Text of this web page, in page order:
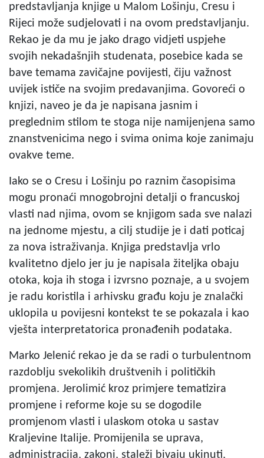
predstavljanja knjige u Malom Lošinju, Cresu i
Rijeci može sudjelovati i na ovom predstavljanju.
Rekao je da mu je jako drago vidjeti uspjehe
svojih nekadašnjih studenata, posebice kada se
bave temama zavičajne povijesti, čiju važnost
uvijek ističe na svojim predavanjima. Govoreći o
knjizi, naveo je da je napisana jasnim i
preglednim stilom te stoga nije namijenjena samo
znanstvenicima nego i svima onima koje zanimaju
ovakve teme.
Iako se o Cresu i Lošinju po raznim časopisima
mogu pronaći mnogobrojni detalji o francuskoj
vlasti nad njima, ovom se knjigom sada sve nalazi
na jednome mjestu, a cilj studije je i dati poticaj
za nova istraživanja. Knjiga predstavlja vrlo
kvalitetno djelo jer ju je napisala žiteljka obaju
otoka, koja ih stoga i izvrsno poznaje, a u svojem
je radu koristila i arhivsku građu koju je znalački
uklopila u povijesni kontekst te se pokazala i kao
vješta interpretatorica pronađenih podataka.
Marko Jelenić rekao je da se radi o turbulentnom
razdoblju svekolikih društvenih i političkih
promjena. Jerolimić kroz primjere tematizira
promjene i reforme koje su se dogodile
promjenom vlasti i ulaskom otoka u sastav
Kraljevine Italije. Promijenila se uprava,
administracija, zakoni, staleži bivaju ukinuti,